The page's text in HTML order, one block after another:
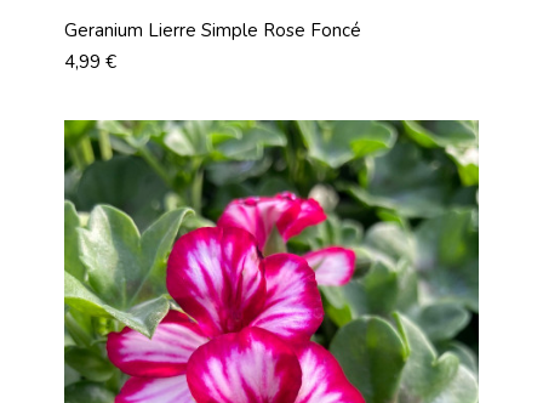
Geranium Lierre Simple Rose Foncé
Prix
4,99 €